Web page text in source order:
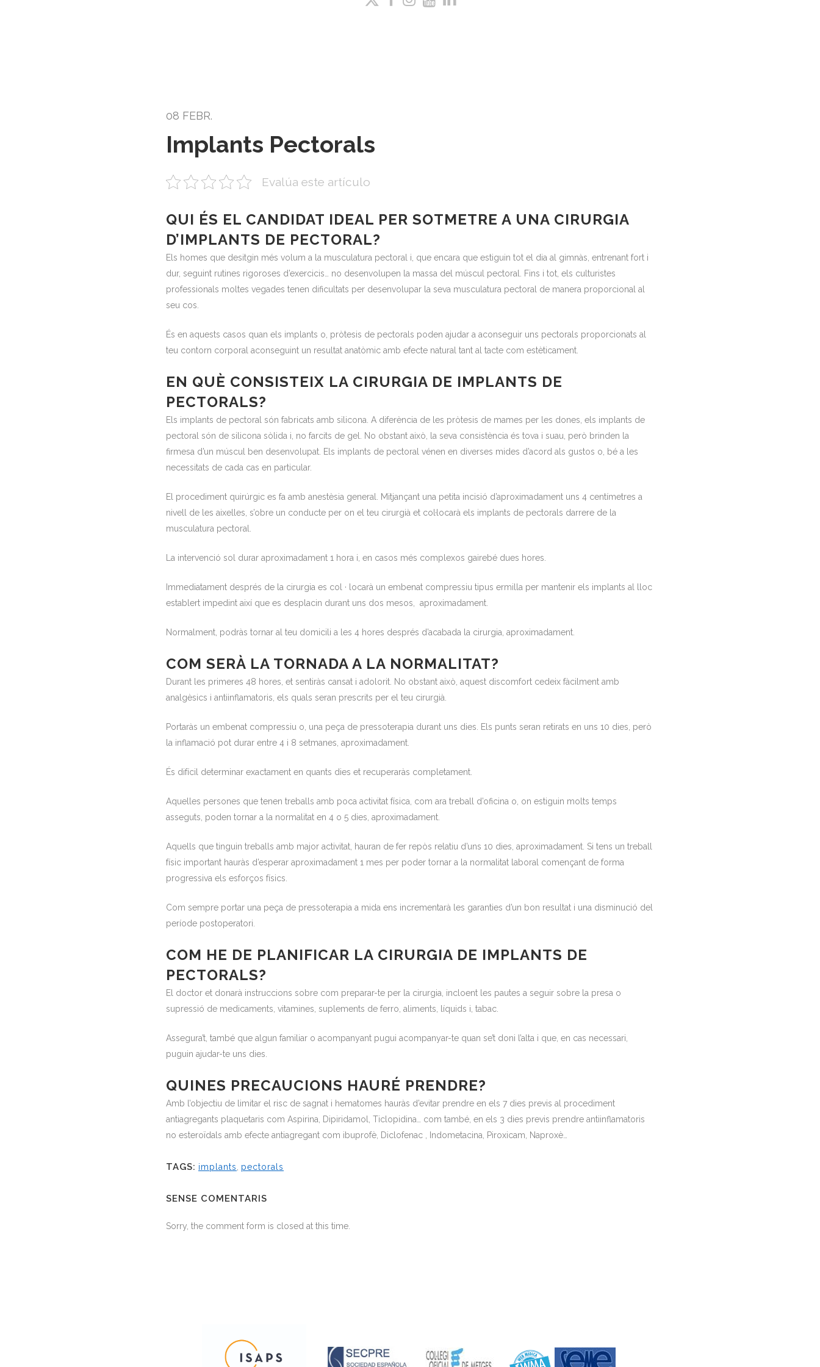
08 FEBR.
Implants Pectorals
Evalúa este artículo
QUI ÉS EL CANDIDAT IDEAL PER SOTMETRE A UNA CIRURGIA
D’IMPLANTS DE PECTORAL?
Els homes que desitgin més volum a la musculatura pectoral i, que encara que estiguin tot el dia al gimnàs, entrenant fort i
dur, seguint rutines rigoroses d’exercicis… no desenvolupen la massa del múscul pectoral. Fins i tot, els culturistes
professionals moltes vegades tenen dificultats per desenvolupar la seva musculatura pectoral de manera proporcional al
seu cos.
És en aquests casos quan els implants o, pròtesis de pectorals poden ajudar a aconseguir uns pectorals proporcionats al
teu contorn corporal aconseguint un resultat anatòmic amb efecte natural tant al tacte com estèticament.
EN QUÈ CONSISTEIX LA CIRURGIA DE IMPLANTS DE
PECTORALS?
Els implants de pectoral són fabricats amb silicona. A diferència de les pròtesis de mames per les dones, els implants de
pectoral són de silicona sòlida i, no farcits de gel. No obstant això, la seva consistència és tova i suau, però brinden la
firmesa d’un múscul ben desenvolupat. Els implants de pectoral vénen en diverses mides d’acord als gustos o, bé a les
necessitats de cada cas en particular.
El procediment quirúrgic es fa amb anestèsia general. Mitjançant una petita incisió d’aproximadament uns 4 centímetres a
nivell de les aixelles, s’obre un conducte per on el teu cirurgià et col·locarà els implants de pectorals darrere de la
musculatura pectoral.
La intervenció sol durar aproximadament 1 hora i, en casos més complexos gairebé dues hores.
Immediatament després de la cirurgia es col · locarà un embenat compressiu tipus ermilla per mantenir els implants al lloc
establert impedint així que es desplacin durant uns dos mesos, aproximadament.
Normalment, podràs tornar al teu domicili a les 4 hores després d’acabada la cirurgia, aproximadament.
COM SERÀ LA TORNADA A LA NORMALITAT?
Durant les primeres 48 hores, et sentiràs cansat i adolorit. No obstant això, aquest discomfort cedeix fàcilment amb
analgèsics i antiinflamatoris, els quals seran prescrits per el teu cirurgià.
Portaràs un embenat compressiu o, una peça de pressoterapia durant uns dies. Els punts seran retirats en uns 10 dies, però
la inflamació pot durar entre 4 i 8 setmanes, aproximadament.
És difícil determinar exactament en quants dies et recuperaràs completament.
Aquelles persones que tenen treballs amb poca activitat física, com ara treball d’oficina o, on estiguin molts temps
asseguts, poden tornar a la normalitat en 4 o 5 dies, aproximadament.
Aquells que tinguin treballs amb major activitat, hauran de fer repòs relatiu d’uns 10 dies, aproximadament. Si tens un treball
físic important hauràs d’esperar aproximadament 1 mes per poder tornar a la normalitat laboral començant de forma
progressiva els esforços físics.
Com sempre portar una peça de pressoterapia a mida ens incrementarà les garanties d’un bon resultat i una disminució del
període postoperatori.
COM HE DE PLANIFICAR LA CIRURGIA DE IMPLANTS DE
PECTORALS?
El doctor et donarà instruccions sobre com preparar-te per la cirurgia, incloent les pautes a seguir sobre la presa o
supressió de medicaments, vitamines, suplements de ferro, aliments, líquids i, tabac.
Assegura’t, també que algun familiar o acompanyant pugui acompanyar-te quan se’t doni l’alta i que, en cas necessari,
puguin ajudar-te uns dies.
QUINES PRECAUCIONS HAURÉ PRENDRE?
Amb l’objectiu de limitar el risc de sagnat i hematomes hauràs d’evitar prendre en els 7 dies previs al procediment
antiagregants plaquetaris com Aspirina, Dipiridamol, Ticlopidina… com també, en els 3 dies previs prendre antiinflamatoris
no esteroïdals amb efecte antiagregant com ibuprofè, Diclofenac , Indometacina, Piroxicam, Naproxè…
TAGS: implants pectorals
SENSE COMENTARIS
Sorry, the comment form is closed at this time.